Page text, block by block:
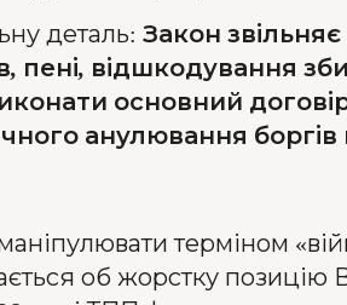
деталь: Закон
пені, відшкодування
основний
анулювання боргів
терміном
об жорстку позицію